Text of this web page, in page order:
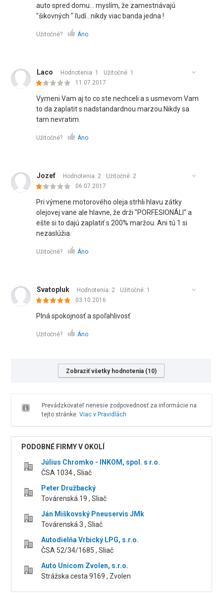
auto spred domu... myslím, že zamestnávajú
"šikovných " ľudí...nikdy viac banda jedna !
Užitočné? Áno
Laco Hodnotenia: 1 Užitočné: 1
11.07.2017
Vymeni Vam aj to co ste nechceli a s usmevom Vam
to da zaplatit s nadstandardnou marzou.Nikdy sa
tam nevratim.
Užitočné? Áno
Jozef Hodnotenia: 2 Užitočné: 2
06.07.2017
Pri výmene motorového oleja strhli hlavu zátky
olejovej vane ale hlavne, že drži "PORFESIONÁLI" a
ešte si to dajú zaplatiť s 200% maržou. Ani tú 1 si
nezaslúžia.
Užitočné? Áno
Svatopluk Hodnotenia: 2 Užitočné: 1
03.10.2016
Plná spokojnosť a spoľahlivosť
Užitočné? Áno
Zobraziť všetky hodnotenia (10)
Prevádzkovateľ nenesie zodpovednosť za informácie na
tejto stránke. Viac v Pravidlách
PODOBNÉ FIRMY V OKOLÍ
Július Chromko - INKOM, spol. s r.o.
ČSA 1034 , Sliač
Peter Družbacký
Továrenská 19 , Sliač
Ján Miškovský Pneuservis JMk
Továrenská 3 , Sliač
Autodielňa Vrbický LPG, s.r.o.
ČSA 52/34/1685 , Sliač
Auto Unicom Zvolen, s.r.o.
Strážska cesta 9169 , Zvolen